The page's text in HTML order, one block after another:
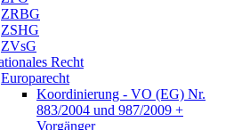
ZRBG
ZSHG
ZVsG
Recht
Europarecht
Koordinierung - VO (EG) Nr.
883/2004 und 987/2009 +
Vorgänger